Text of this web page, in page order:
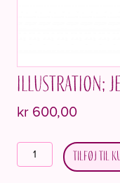
Illustration;
kr 600,00
Illustrasjon;
Jeg
Tilføj til